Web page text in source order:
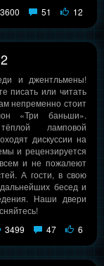
3600 51 12
и джентльмены!
писать или читать
непременно стоит
«Три баньши».
ламповой
дискуссии на
и рецензируется
и не пожалеют
А гости, в свою
бесед и
Наши двери
3499 47 6